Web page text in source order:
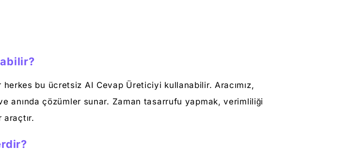
bu ücretsiz AI Cevap Üreticiyi kullanabilir. Aracımız,
anında çözümler sunar. Zaman tasarrufu yapmak, verimliliği